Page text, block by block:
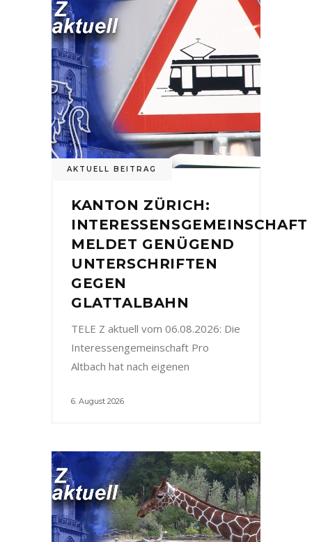
AKTUELL BEITRAG
KANTON ZÜRICH:
INTERESSENSGEMEINSCHAFT
MELDET GENÜGEND
UNTERSCHRIFTEN
GEGEN
GLATTALBAHN
TELE Z aktuell vom 06.08.2026: Die
Interessengemeinschaft Pro
Altbach hat nach eigenen
6. August 2026